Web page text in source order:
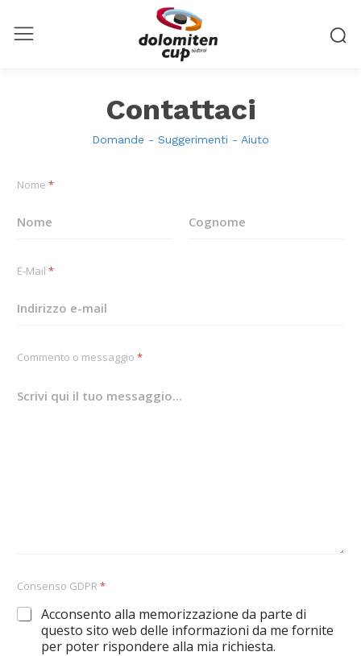
Contattaci
Domande - Suggerimenti - Aiuto
Nome *
E-Mail *
Commento o messaggio *
Consenso GDPR*
Acconsento alla memorizzazione da parte di
questo sito web delle informazioni da me fornite
per poter rispondere alla mia richiesta.